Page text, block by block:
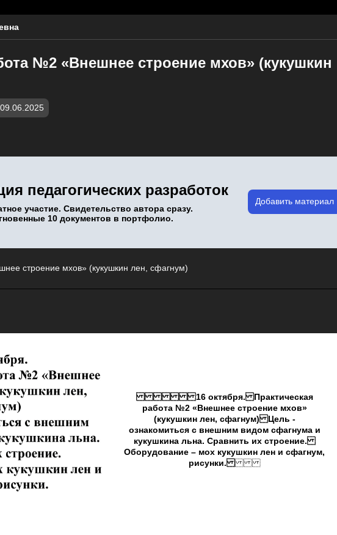
№2 «Внешнее строение мхов» (кукушкин
09.06.2025
педагогических разработок
участие. Свидетельство автора сразу.
10 документов в портфолио.
Добавить материал
строение мхов» (кукушкин лен, сфагнум)
16 октября. Практическая
работа №2 «Внешнее строение мхов»
(кукушкин лен, сфагнум) Цель -
oзнакомиться с внешним видом сфагнума и
кукушкина льна. Сравнить их строение.
Оборудование – мох кукушкин лен и сфагнум,
рисунки.